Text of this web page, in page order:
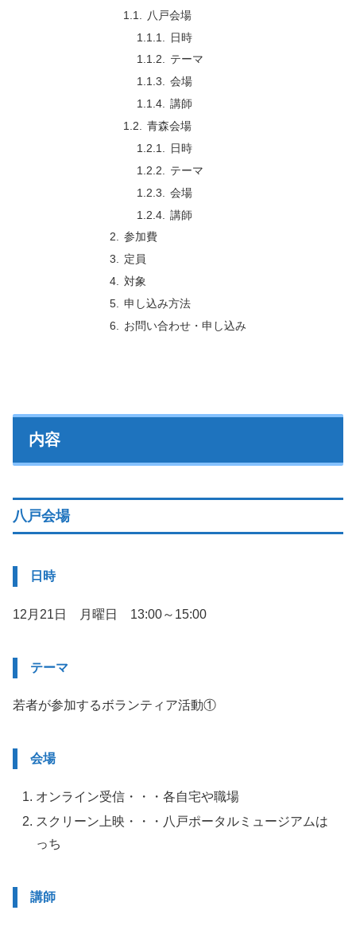
八戸会場
日時
テーマ
会場
講師
青森会場
日時
テーマ
会場
講師
参加費
定員
対象
申し込み方法
お問い合わせ・申し込み
内容
八戸会場
日時
12月21日 月曜日 13:00～15:00
テーマ
若者が参加するボランティア活動①
会場
オンライン受信・・・各自宅や職場
スクリーン上映・・・八戸ポータルミュージアムは
っち
講師